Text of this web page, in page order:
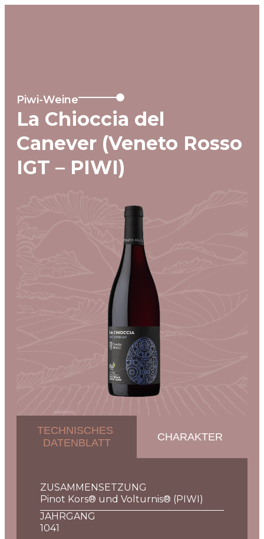
Piwi-Weine
La Chioccia del
Canever (Veneto Rosso
IGT – PIWI)
TECHNISCHES
DATENBLATT
CHARAKTER
ZUSAMMENSETZUNG
Pinot Kors® und Volturnis® (PIWI)
JAHRGANG
1041